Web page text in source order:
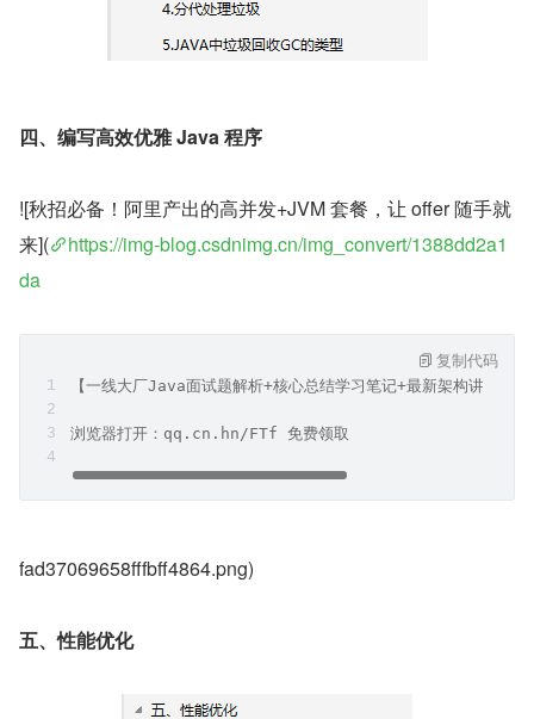
四、编写高效优雅 Java 程序
![秋招必备！阿里产出的高并发+JVM 套餐，让 offer 随手就
来](
https://img-blog.csdnimg.cn/img_convert/1388dd2a1
da
【一线大厂Java面试题解析+核心总结学习笔记+最新架构讲解视
浏览器打开：qq.cn.hn/FTf 免费领取
复制代码
fad37069658fffbff4864.png)
五、性能优化